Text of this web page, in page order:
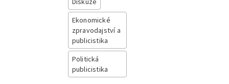
Ekonomické
zpravodajství a
publicistika
Politická
publicistika